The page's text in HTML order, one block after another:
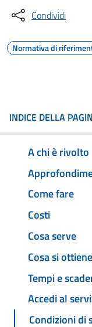
Condividi
Normativa di
INDICE DELLA
A chi è rivolto
Come fare
Costi
Cosa serve
Cosa si ottiene
Tempi e
Accedi al
Condizioni di